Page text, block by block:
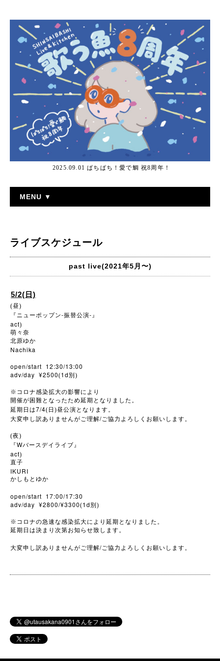
2025.09.01 ぱちぱち！愛で鯛 祝8周年！
MENU ▼
ライブスケジュール
past live(2021年5月〜)
5/2(日)
(昼)
『ニューポップン-振替公演-』
act)
萌々奈
北原ゆか
Nachika
open/start 12:30/13:00
adv/day ¥2500(1d 別)
※ コロナ感染拡大の影響により
開催が困難となったため延期となりました。
延期日は7/4(日)昼公演となります。
大変申し訳ありませんがご理解/ご協力よろしくお願いします。
(夜)
『Wバースデイライブ』
act)
直子
IKURI
かしもとゆか
open/start 17:00/17:30
adv/day ¥2800/¥3300(1d 別)
※ コロナの急速な感染拡大により延期となりました。
延期日は決まり次第お知らせ致します。
大変申し訳ありませんがご理解/ご協力よろしくお願いします。